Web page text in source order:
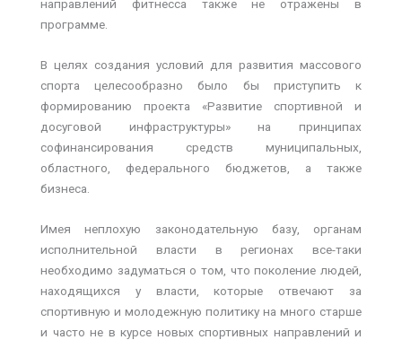
направлений фитнесса также не отражены в
программе.
В целях создания условий для развития массового
спорта целесообразно было бы приступить к
формированию проекта «Развитие спортивной и
досуговой инфраструктуры» на принципах
софинансирования средств муниципальных,
областного, федерального бюджетов, а также
бизнеса.
Имея неплохую законодательную базу, органам
исполнительной власти в регионах все-таки
необходимо задуматься о том, что поколение людей,
находящихся у власти, которые отвечают за
спортивную и молодежную политику на много старше
и часто не в курсе новых спортивных направлений и